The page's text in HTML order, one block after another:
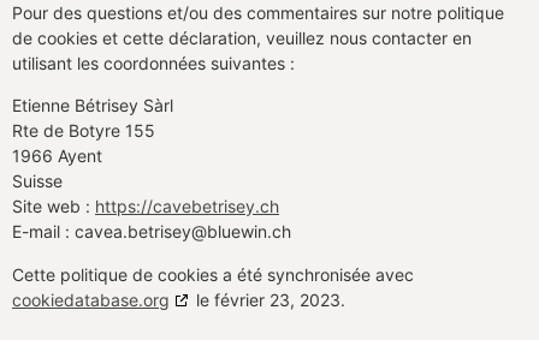
Pour des questions et/ou des commentaires sur notre politique
de cookies et cette déclaration, veuillez nous contacter en
utilisant les coordonnées suivantes :
Etienne Bétrisey Sàrl
Rte de Botyre 155
1966 Ayent
Suisse
Site web : https://cavebetrisey.ch
E-mail : cavea.betrisey@bluewin.ch
Cette politique de cookies a été synchronisée avec
cookiedatabase.org
le février 23, 2023.